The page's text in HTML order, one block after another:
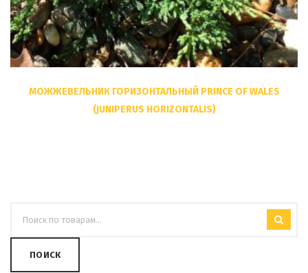
МОЖЖЕВЕЛЬНИК ГОРИЗОНТАЛЬНЫЙ PRINCE OF WALES
(JUNIPERUS HORIZONTALIS)
ПОИСК